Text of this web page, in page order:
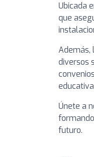
Ubicada
que
Además,
diversos
Únete a
futuro.